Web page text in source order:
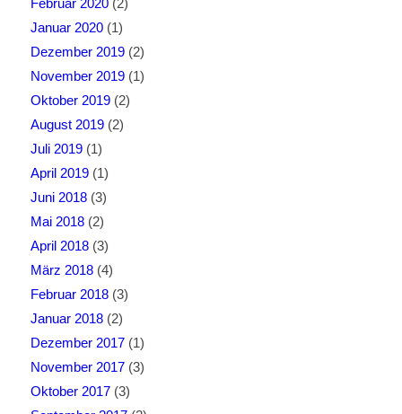
Februar 2020(2)
Januar 2020(1)
Dezember 2019(2)
November 2019(1)
Oktober 2019(2)
August 2019(2)
Juli 2019(1)
April 2019(1)
Juni 2018(3)
Mai 2018(2)
April 2018(3)
März 2018(4)
Februar 2018(3)
Januar 2018(2)
Dezember 2017(1)
November 2017(3)
Oktober 2017(3)